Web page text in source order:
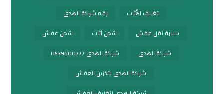
تغليف الأثاث
رقم شركة الهدى
سيارة نقل عفش
شحن أثاث
شحن عفش
شركة الهدى
شركة الهدى 0539600777
شركة الهدى لتخزين العفش